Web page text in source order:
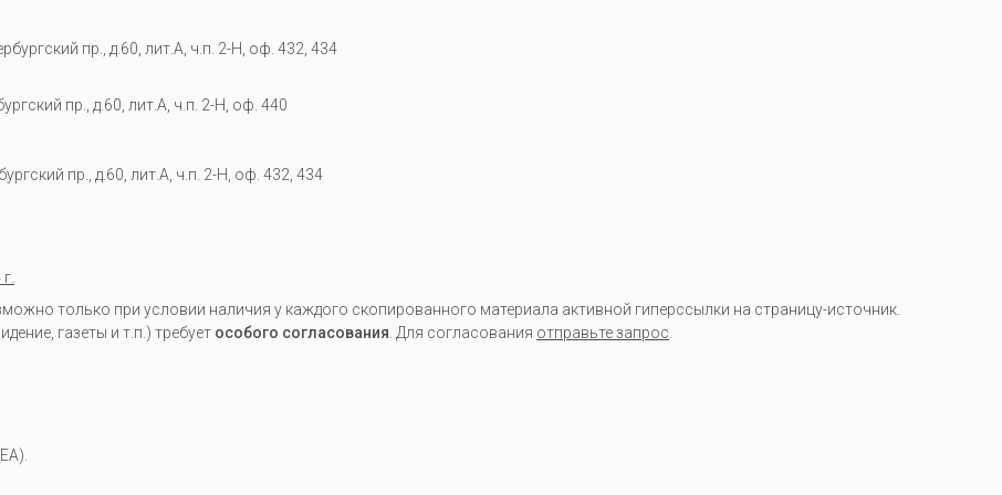
пр., д.60, лит.А, ч.п. 2-Н, оф. 432, 434
пр., д.60, лит.А, ч.п. 2-Н, оф. 440
пр., д.60, лит.А, ч.п. 2-Н, оф. 432, 434
только при условии наличия у каждого скопированного материала активной гиперссылки на страницу-источник.
газеты и т.п.) требует особого согласования. Для согласования отправьте запрос.